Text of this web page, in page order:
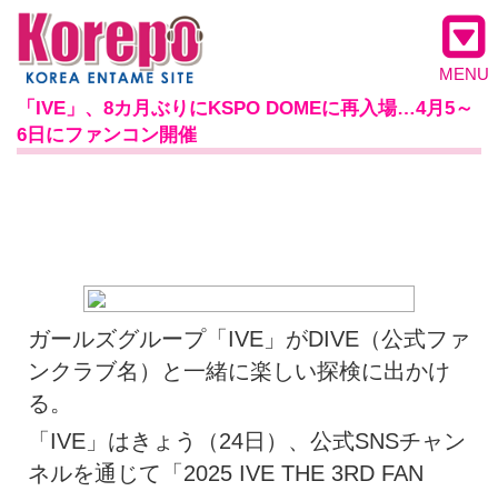
MENU
「IVE」、8カ月ぶりにKSPO DOMEに再入場…4月5～
6日にファンコン開催
ガールズグループ「IVE」がDIVE（公式ファ
ンクラブ名）と一緒に楽しい探検に出かけ
る。
「IVE」はきょう（24日）、公式SNSチャン
ネルを通じて「2025 IVE THE 3RD FAN